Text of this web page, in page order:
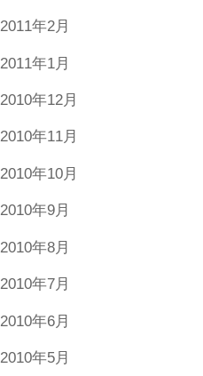
2011年2月
2011年1月
2010年12月
2010年11月
2010年10月
2010年9月
2010年8月
2010年7月
2010年6月
2010年5月